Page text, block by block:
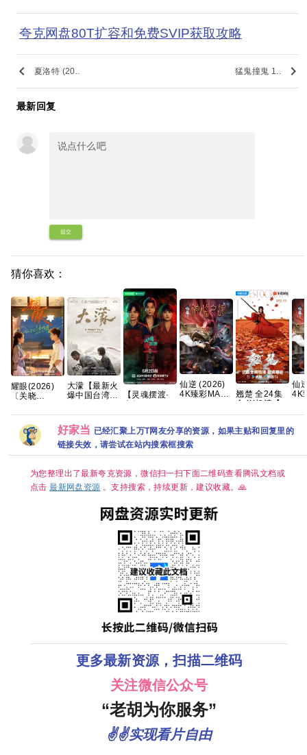
夸克网盘80T扩容和免费SVIP获取攻略
keyboard_arrow_left 夏洛特 (20.. 猛鬼撞鬼 1.. keyboard_arrow_right
最新回复
提交
猜你喜欢：
耀眼(2026)
〔关晓
超清画质|简中
字幕/夸克/百
度网盘资源
【单集0.8～
3GB】
大濛【最新火
爆中国台湾片
片荣获第62届
金🐴奖✨ 最佳
影片、最佳原
著剧本 等5项
大奖🏆 夸克
【灵魂摆渡·
十年(2026)】
【全24集】
码】【国语中
字】【单
集/0.3G】
/ 惊悚 / 短片 /
奇幻 / 冒险】
【主演: 于毅 /
仙逆 (2026)
4K臻彩MAX
幻/古装] [单集
翘楚 全24集
全4K超清【国
语中字】
DDP5.1】
仙
4K
幻/
好家当 已经汇聚上万T网友分享的资源，如果主贴和回复里的
链接失效，请尝试在站内搜索框搜索
为您整理出了最新夸克资源，微信扫一扫下面二维码查看腾讯文档或
点击最新网盘资源 。支持搜索，持续更新，建议收藏。🙏
更多最新资源，扫描二维码
关注微信公众号
“老胡为你服务”
✌✌实现看片自由